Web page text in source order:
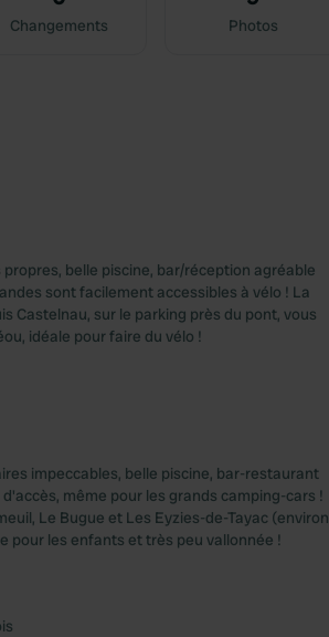
Changements Photos
belle piscine, bar/réception agréable
sont facilement accessibles à vélo ! La
Castelnau, sur le parking près du pont, vous
idéale pour faire du vélo !
impeccables, belle piscine, bar-restaurant
même pour les grands camping-cars !
Le Bugue et Les Eyzies-de-Tayac (environ
pour les enfants et très peu vallonnée !